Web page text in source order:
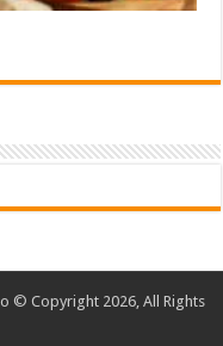
© Copyright 2026, All Rights